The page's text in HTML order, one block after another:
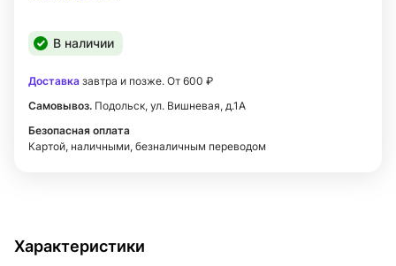
В наличии
Доставка завтра и позже. От 600 ₽
Самовывоз. Подольск, ул. Вишневая, д.1А
Безопасная оплата
Картой, наличными, безналичным переводом
Характеристики